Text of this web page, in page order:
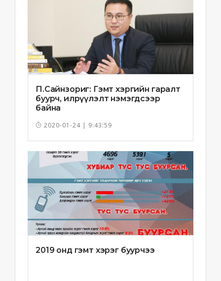
П.Сайнзориг: Гэмт хэргийн гаралт
буурч, илрүүлэлт нэмэгдсээр
байна
2020-01-24 | 9:43:59
2019 онд гэмт хэрэг буурчээ